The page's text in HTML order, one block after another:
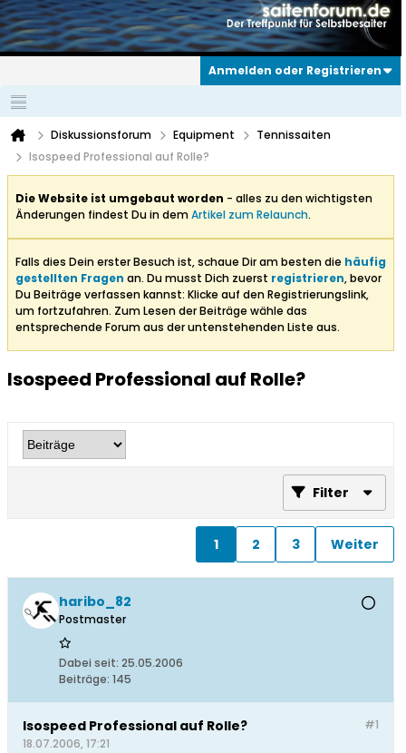
Anmelden oder Registrieren
Diskussionsforum Equipment
Tennissaiten
Isospeed Professional auf Rolle?
Die Website ist umgebaut worden - alles zu den wichtigsten
Änderungen findest Du in demArtikel zum Relaunch.
Falls dies Dein erster Besuch ist, schaue Dir am besten die häufig
gestellten Fragen an. Du musst Dich zuerst registrieren, bevor
Du Beiträge verfassen kannst: Klicke auf den Registrierungslink,
um fortzufahren. Zum Lesen der Beiträge wähle das
entsprechende Forum aus der untenstehenden Liste aus.
Isospeed Professional auf Rolle?
Filter
1 2 3 Weiter
haribo_82
Postmaster
Dabei seit: 25.05.2006
Beiträge: 145
#1
Isospeed Professional auf Rolle?
18.07.2006, 17:21